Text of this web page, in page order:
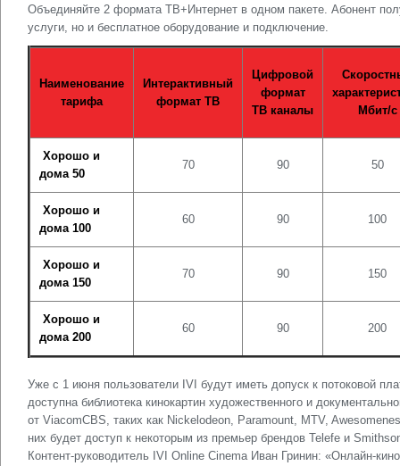
Объединяйте 2 формата ТВ+Интернет в одном пакете. Абонент
услуги, но и бесплатное оборудование и подключение.
Наименование
тарифа
Интерактивный
формат ТВ
Цифровой
формат
ТВ каналы
Мбит/с
Хорошо и
дома 50
70 90 50
Хорошо и
дома 100
60 90 100
Хорошо и
дома 150
70 90 150
Хорошо и
дома 200
60 90 200
Уже с 1 июня пользователи IVI будут иметь допуск к потоковой
доступна библиотека кинокартин художественного и
от ViacomCBS, таких как Nickelodeon, Paramount, MTV,
них будет доступ к некоторым из премьер брендов Telefe и
Контент-руководитель IVI Online Cinema Иван Гринин: «Онлайн-